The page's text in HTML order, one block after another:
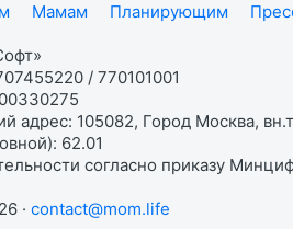
Мамам Планирующим
/ 770101001
адрес: 105082, Город Москва,
62.01
согласно приказу
· contact@mom.life